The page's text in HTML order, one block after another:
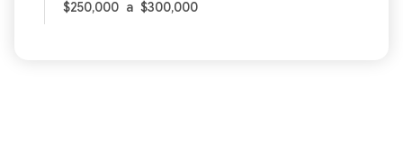
$250,000 a $300,000